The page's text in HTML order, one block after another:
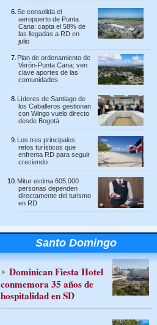
Se consolida el
aeropuerto de Punta
Cana: capta el 58% de
las llegadas a RD en
julio
Plan de ordenamiento de
Verón-Punta Cana: ven
clave aportes de las
comunidades
Líderes de Santiago de
los Caballeros gestionan
con Wingo vuelo directo
desde Bogotá
Los tres principales
retos turísticos que
enfrenta RD para seguir
creciendo
Mitur estima 605,000
personas dependen
directamente del turismo
en RD
Santo Domingo
Dominican Fiesta Hotel
conmemora 35 años de
hospitalidad en SD